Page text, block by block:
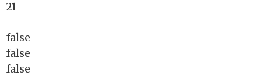
21
false
false
false